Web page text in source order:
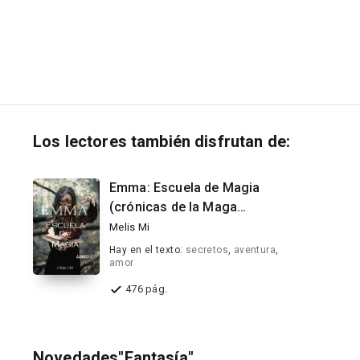
Los lectores también disfrutan de:
Emma: Escuela de Magia
(crónicas de la Maga
Silenciosa #1).
Melis Mi
Hay en el texto: secretos, aventura,
amor
476 pág.